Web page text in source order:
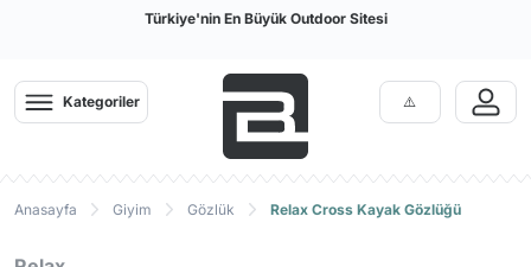
Türkiye'nin En Büyük Outdoor Sitesi
Kategoriler
Anasayfa Giyim Gözlük Relax Cross Kayak Gözlüğü